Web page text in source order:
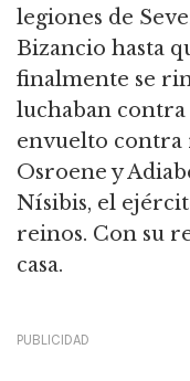
legiones de
Bizancio hasta
finalmente se
luchaban
envuelto contra
Osroene y
Nísibis, el
reinos. Con su
casa.
PUBLICIDAD